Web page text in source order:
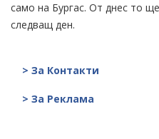
само на Бургас. От днес то
следващ ден.
> За Контакти
> За Реклама